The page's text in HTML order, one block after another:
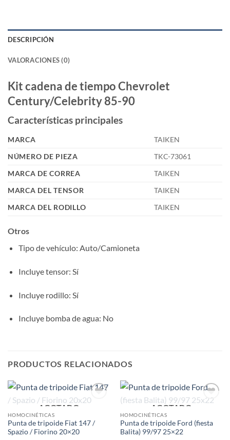
DESCRIPCIÓN
VALORACIONES (0)
Kit cadena de tiempo Chevrolet
Century/Celebrity 85-90
Características principales
MARCA
TAIKEN
NÚMERO DE PIEZA
TKC-73061
MARCA DE CORREA
TAIKEN
MARCA DEL TENSOR
TAIKEN
MARCA DEL RODILLO
TAIKEN
Otros
Tipo de vehículo: Auto/Camioneta
Incluye tensor: Sí
Incluye rodillo: Sí
Incluye bomba de agua: No
PRODUCTOS RELACIONADOS
AGOTADO
HOMOCINÉTICAS
Punta de tripoide Fiat 147 /
Spazio / Fiorino 20×20
AGOTADO
HOMOCINÉTICAS
Punta de tripoide Ford (fiesta
Balita) 99/97 25×22